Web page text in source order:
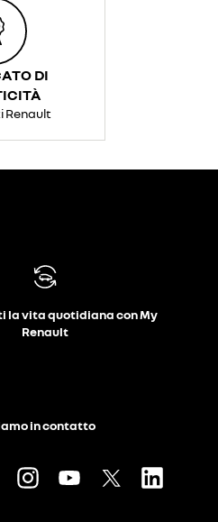
DI
Renault
la vita quotidiana con My
Renault
in contatto